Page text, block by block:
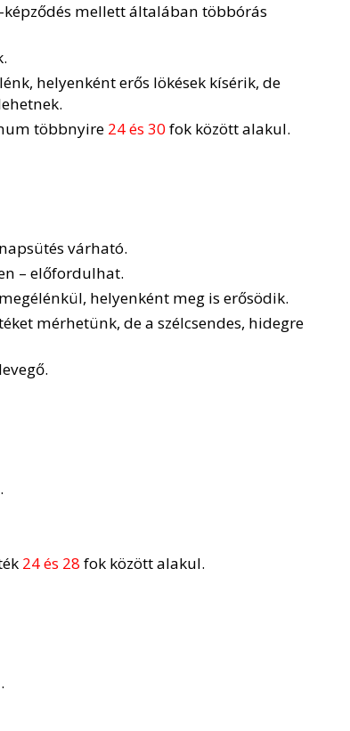
mellett általában többórás
helyenként erős lökések kísérik, de
többnyire 24 és 30fok között alakul.
várható.
– előfordulhat.
helyenként meg is erősödik.
mérhetünk, de a szélcsendes, hidegre
24 és 28 fok között alakul.